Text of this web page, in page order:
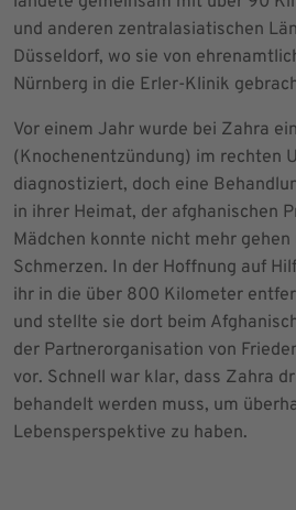
und anderen zentralasiatischen
Düsseldorf, wo sie von
Nürnberg in die Erler-Klinik
Vor einem Jahr wurde bei Zahra
(Knochenentzündung) im rechten
diagnostiziert, doch eine
in ihrer Heimat, der afghanischen
Mädchen konnte nicht mehr
Schmerzen. In der Hoffnung auf
ihr in die über 800 Kilometer
und stellte sie dort beim
der Partnerorganisation von
vor. Schnell war klar, dass Zahra
behandelt werden muss, um
Lebensperspektive zu haben.